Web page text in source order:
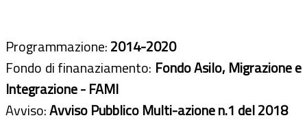
Programmazione:2014-2020
Fondo di finanaziamento: Fondo Asilo, Migrazione e
Integrazione - FAMI
Avviso:Avviso Pubblico Multi-azione n.1 del 2018